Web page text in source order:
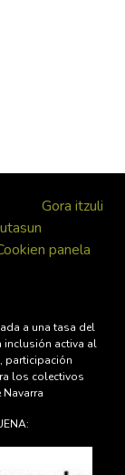
Gora itzuli
panela
a una tasa del
inclusión activa al
participación
los colectivos